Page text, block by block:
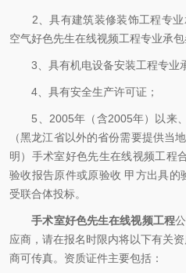
2、具有建筑装修装饰工程专
空气好色先生在线视频工程专业承包叁
3、具有机电设备安装工程专业
4、具有安全生产许可证；
5、2005年（含2005年）以来
（黑龙江省以外的省份需要提供当
明）手术室好色先生在线视频工程
验收报告原件或原验收 甲方出具的验
受联合体投标。
手术室好色先生在线视频工程
应商，请在报名时限内将以下有关资
商可传真。资质证件主要包括：